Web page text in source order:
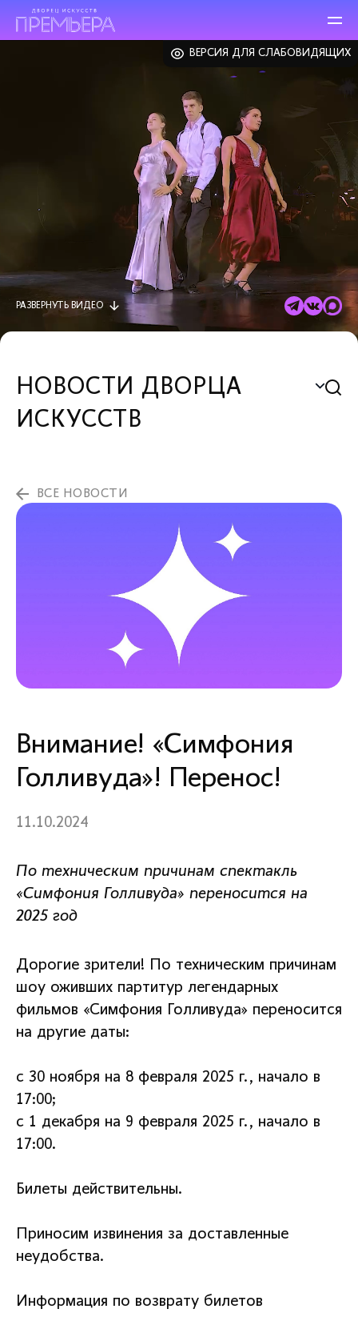
ВЕРСИЯ ДЛЯ СЛАБОВИДЯЩИХ
РАЗВЕРНУТЬ ВИДЕО
НОВОСТИ ДВОРЦА
ИСКУССТВ
ВСЕ НОВОСТИ
Внимание! «Симфония
Голливуда»! Перенос!
11.10.2024
По техническим причинам спектакль
«Симфония Голливуда» переносится на
2025 год
Дорогие зрители! По техническим причинам
шоу оживших партитур легендарных
фильмов «Симфония Голливуда» переносится
на другие даты:
с 30 ноября на 8 февраля 2025 г., начало в
17:00;
с 1 декабря на 9 февраля 2025 г., начало в
17:00.
Билеты действительны.
Приносим извинения за доставленные
неудобства.
Информация по возврату билетов